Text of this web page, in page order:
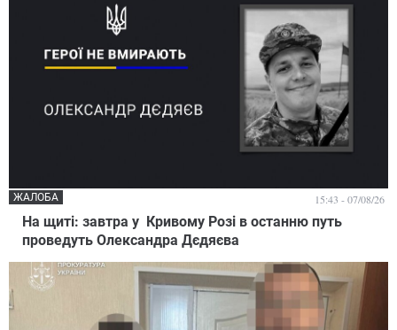
На щиті: завтра у Кривому Розі в останню путь
проведуть Олександра Дєдяєва
ЖАЛОБА 15:43 - 07/08/26